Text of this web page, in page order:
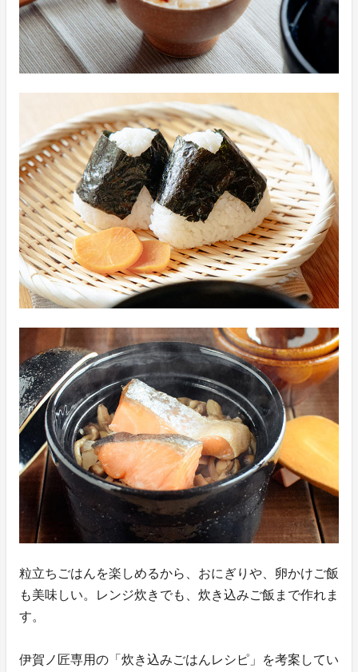
粒立ちごはんを楽しめるから、おにぎりや、卵かけご飯
も美味しい。レンジ炊きでも、炊き込みご飯まで作れま
す。
伊賀ノ匠専用の「炊き込みごはんレシピ」を考案してい